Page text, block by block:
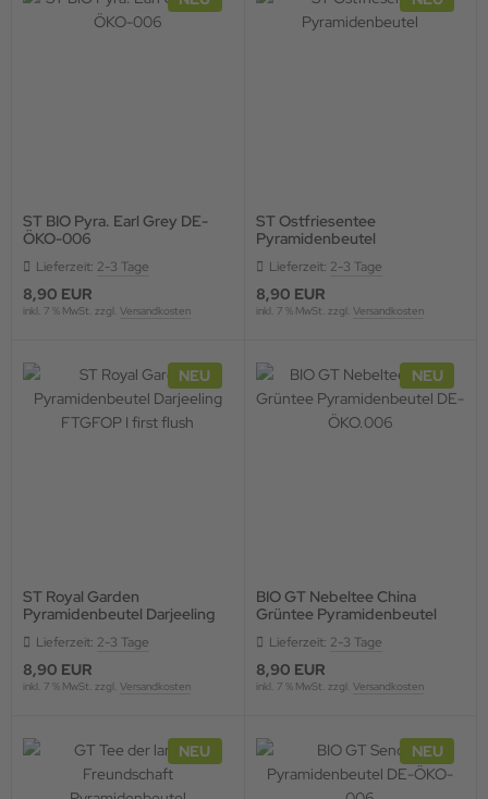
ST BIO Pyra. Earl Grey DE-
ÖKO-006
Lieferzeit: 2-3 Tage
8,90 EUR
inkl. 7 % MwSt. zzgl. Versandkosten
ST Ostfriesentee
Pyramidenbeutel
Lieferzeit: 2-3 Tage
8,90 EUR
inkl. 7 % MwSt. zzgl. Versandkosten
NEU
ST Royal Garden
Pyramidenbeutel Darjeeling
Lieferzeit: 2-3 Tage
8,90 EUR
inkl. 7 % MwSt. zzgl. Versandkosten
NEU
BIO GT Nebeltee China
Grüntee Pyramidenbeutel
Lieferzeit: 2-3 Tage
8,90 EUR
inkl. 7 % MwSt. zzgl. Versandkosten
NEU NEU